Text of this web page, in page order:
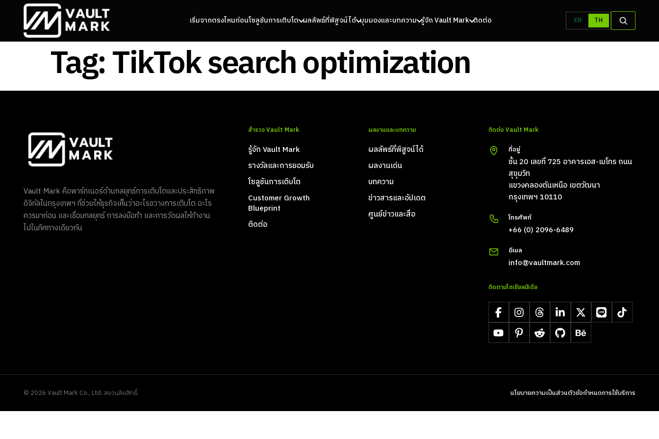
เริ่มจากตรงไหนก่อนโซลูชันการเติบโต ผลลัพธ์ที่พิสูจน์ได้ มุมมองและบทความ รู้จัก Vault Mark ติดต่อ EN TH
Tag:TikTok search optimization
Vault Mark คือพาร์ทเนอร์ด้านกลยุทธ์การเติบโตและประสิทธิภาพ
ดิจิทัลในกรุงเทพฯ ที่ช่วยให้ธุรกิจเห็นว่าอะไรขวางการเติบโต อะไร
ควรมาก่อน และเชื่อมกลยุทธ์ การลงมือทำ และการวัดผลให้ทำงาน
ไปในทิศทางเดียวกัน
สำรวจ Vault Mark
รู้จัก Vault Mark
รางวัลและการยอมรับ
โซลูชันการเติบโต
Customer Growth
Blueprint
ติดต่อ
ผลงานและบทความ
ผลลัพธ์ที่พิสูจน์ได้
ผลงานเด่น
บทความ
ข่าวสารและอัปเดต
ศูนย์ข่าวและสื่อ
ติดต่อ Vault Mark
ที่อยู่
ชั้น 20 เลขที่ 725 อาคารเอส-เมโทร ถนน
สุขุมวิท
แขวงคลองตันเหนือ เขตวัฒนา
กรุงเทพฯ 10110
โทรศัพท์
+66 (0) 2096-6489
อีเมล
info@vaultmark.com
ติดตามโซเชียลมีเดีย
FacebookInstagram
ThreadsLinkedIn
X LINETikTok
YouTubePinterest
RedditGitHubBehance
© 2026Vault Mark Co., Ltd. สงวนลิขสิทธิ์ นโยบายความเป็นส่วนตัวข้อกำหนดการใช้บริการ